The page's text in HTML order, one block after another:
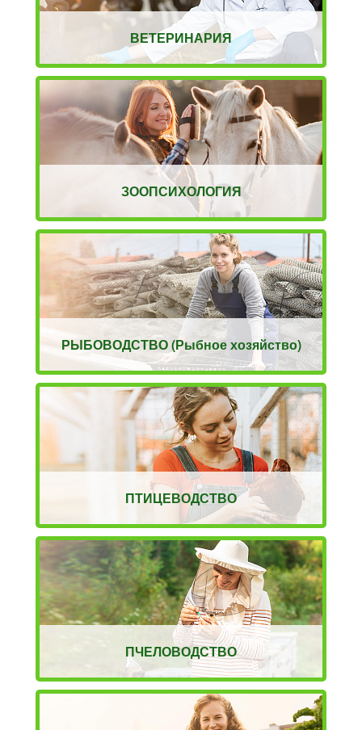
ВЕТЕРИНАРИЯ
ЗООПСИХОЛОГИЯ
РЫБОВОДСТВО (Рыбное хозяйство)
ПТИЦЕВОДСТВО
ПЧЕЛОВОДСТВО